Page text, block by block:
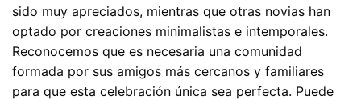
sido muy apreciados, mientras que otras novias han
optado por creaciones minimalistas e intemporales.
Reconocemos que es necesaria una comunidad
formada por sus amigos más cercanos y familiares
para que esta celebración única sea perfecta. Puede